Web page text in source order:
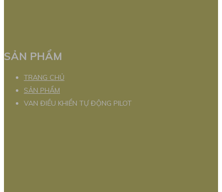
SẢN PHẨM
TRANG CHỦ
SẢN PHẨM
VAN ĐIỀU KHIỂN TỰ ĐỘNG PILOT